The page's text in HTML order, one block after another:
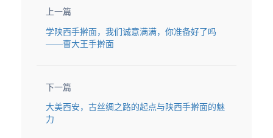
上一篇
学陕西手擀面，我们诚意满满，你准备好了吗
——曹大王手擀面
下一篇
大美西安，古丝绸之路的起点与陕西手擀面的魅
力